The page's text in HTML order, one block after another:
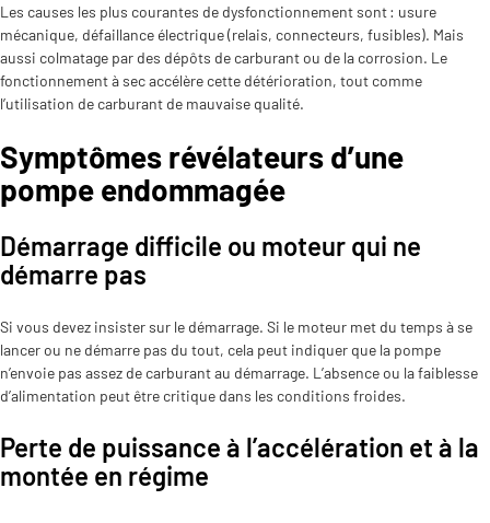
Les causes les plus courantes de dysfonctionnement sont : usure
mécanique, défaillance électrique (relais, connecteurs, fusibles). Mais
aussi colmatage par des dépôts de carburant ou de la corrosion. Le
fonctionnement à sec accélère cette détérioration, tout comme
l’utilisation de carburant de mauvaise qualité.
Symptômes révélateurs d’une
pompe endommagée
Démarrage difficile ou moteur qui ne
démarre pas
Si vous devez insister sur le démarrage. Si le moteur met du temps à se
lancer ou ne démarre pas du tout, cela peut indiquer que la pompe
n’envoie pas assez de carburant au démarrage. L’absence ou la faiblesse
d’alimentation peut être critique dans les conditions froides.
Perte de puissance à l’accélération et à la
montée en régime